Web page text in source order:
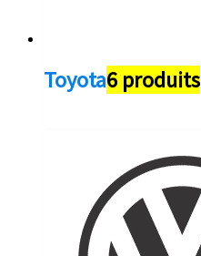
Toyota6 produits